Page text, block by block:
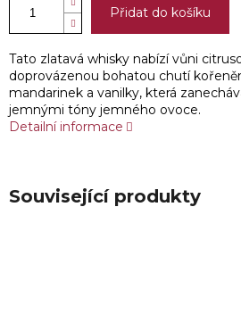
Přidat do košíku
Tato zlatavá whisky nabízí vůni
doprovázenou bohatou chutí
mandarinek a vanilky, která
jemnými tóny jemného ovoce.
Detailní informace
Související produkty